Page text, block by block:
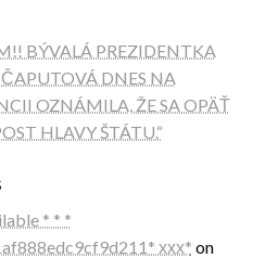
BÝVALÁ PREZIDENTKA
DNES NA
OZNÁMILA, ŽE SA OPÄŤ
HLAVY ŠTÁTU.“
* * *
ххх* on